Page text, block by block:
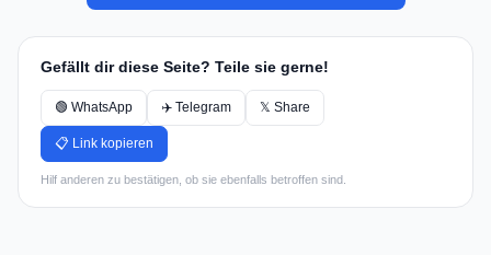
Gefällt dir diese Seite? Teile sie gerne!
🟢 WhatsApp ✈️ Telegram 𝕏 Share
📋 Link kopieren
Hilf anderen zu bestätigen, ob sie ebenfalls betroffen sind.